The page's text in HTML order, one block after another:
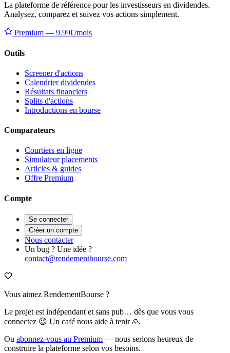
La plateforme de référence pour les investisseurs en dividendes.
Analysez, comparez et suivez vos actions simplement.
Premium — 9.99€/mois
Outils
Screener d'actions
Calendrier dividendes
Résultats financiers
Splits d'actions
Introductions en bourse
Comparateurs
Courtiers en ligne
Simulateur placements
Articles & guides
Offre Premium
Compte
Se connecter
Créer un compte
Nous contacter
Un bug ? Une idée ?
contact@rendementbourse.com
Vous aimez RendementBourse ?
Le projet est indépendant et sans pub… dès que vous vous
connectez 😉 Un café nous aide à tenir 🙏
Ou abonnez-vous au Premium — nous serions heureux de
construire la plateforme selon vos besoins.